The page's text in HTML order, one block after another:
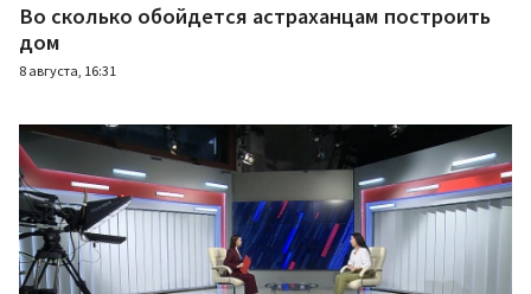
Во сколько обойдется астраханцам построить
дом
8 августа, 16:31